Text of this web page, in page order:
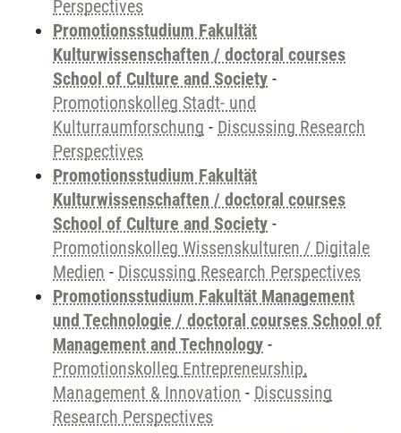
Perspectives
Promotionsstudium Fakultät
Kulturwissenschaften / doctoral courses
School of Culture and Society -
Promotionskolleg Stadt- und
Kulturraumforschung - Discussing Research
Perspectives
Promotionsstudium Fakultät
Kulturwissenschaften / doctoral courses
School of Culture and Society -
Promotionskolleg Wissenskulturen / Digitale
Medien - Discussing Research Perspectives
Promotionsstudium Fakultät Management
und Technologie / doctoral courses School of
Management and Technology -
Promotionskolleg Entrepreneurship,
Management & Innovation - Discussing
Research Perspectives